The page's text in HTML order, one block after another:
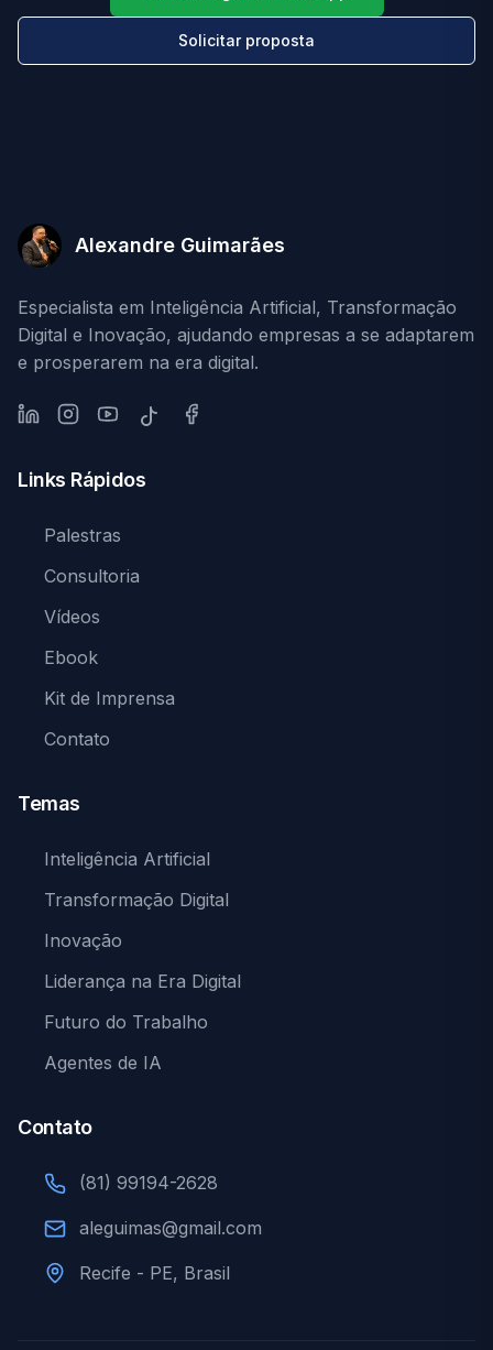
Solicitar proposta
Alexandre Guimarães
Especialista em Inteligência Artificial, Transformação
Digital e Inovação, ajudando empresas a se adaptarem
e prosperarem na era digital.
Links Rápidos
Palestras
Consultoria
Vídeos
Ebook
Kit de Imprensa
Contato
Temas
Inteligência Artificial
Transformação Digital
Inovação
Liderança na Era Digital
Futuro do Trabalho
Agentes de IA
Contato
(81) 99194-2628
aleguimas@gmail.com
Recife - PE, Brasil